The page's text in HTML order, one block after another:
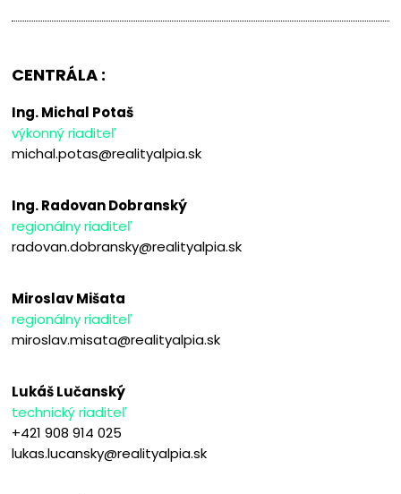
CENTRÁLA :
Ing. Michal Potaš
výkonný riaditeľ
michal.potas@realityalpia.sk
Ing. Radovan Dobranský
regionálny riaditeľ
radovan.dobransky@realityalpia.sk
Miroslav Mišata
regionálny riaditeľ
miroslav.misata@realityalpia.sk
Lukáš Lučanský
technický riaditeľ
+421 908 914 025
lukas.lucansky@realityalpia.sk